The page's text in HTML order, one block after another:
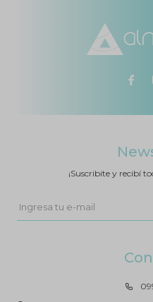

¡Suscribite y recibí